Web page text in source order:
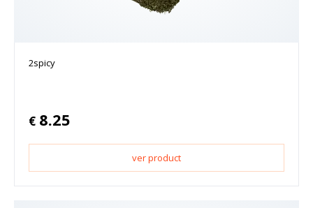
2spicy
€ 8.25
ver product